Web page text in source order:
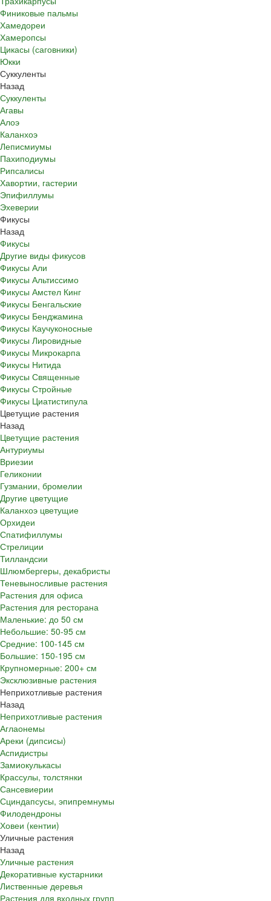
Финиковые пальмы
Хамедореи
Хамеропсы
Цикасы (саговники)
Юкки
Суккуленты
Назад
Суккуленты
Агавы
Алоэ
Каланхоэ
Леписмиумы
Пахиподиумы
Рипсалисы
Хавортии, гастерии
Эпифиллумы
Эхеверии
Фикусы
Назад
Фикусы
Другие виды фикусов
Фикусы Али
Фикусы Альтиссимо
Фикусы Амстел Кинг
Фикусы Бенгальские
Фикусы Бенджамина
Фикусы Каучуконосные
Фикусы Лировидные
Фикусы Микрокарпа
Фикусы Нитида
Фикусы Священные
Фикусы Стройные
Фикусы Циатистипула
Цветущие растения
Назад
Цветущие растения
Антуриумы
Вриезии
Геликонии
Гузмании, бромелии
Другие цветущие
Каланхоэ цветущие
Орхидеи
Спатифиллумы
Стрелиции
Тилландсии
Шлюмбергеры, декабристы
Теневыносливые растения
Растения для офиса
Растения для ресторана
Маленькие: до 50 см
Небольшие: 50-95 см
Средние: 100-145 см
Большие: 150-195 см
Крупномерные: 200+ см
Эксклюзивные растения
Неприхотливые растения
Назад
Неприхотливые растения
Аглаонемы
Ареки (дипсисы)
Аспидистры
Замиокулькасы
Крассулы, толстянки
Сансевиерии
Сциндапсусы, эпипремнумы
Филодендроны
Ховеи (кентии)
Уличные растения
Назад
Уличные растения
Декоративные кустарники
Лиственные деревья
Растения для входных групп